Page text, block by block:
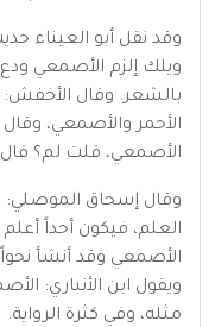
وقد نقل أبو العيناء
ويلك إلزم الأصمعي ودع
بالشعر. وقال الأخفش:
الأحمر والأصمعي،
الأصمعي، قلت لم؟ قال:
وقال إسحاق الموصلي:
العلم، فيكون أحداً
الأصمعي وقد أنشأ
ويقول ابن الأنباري:
مثله، وفي كثرة الرواية.